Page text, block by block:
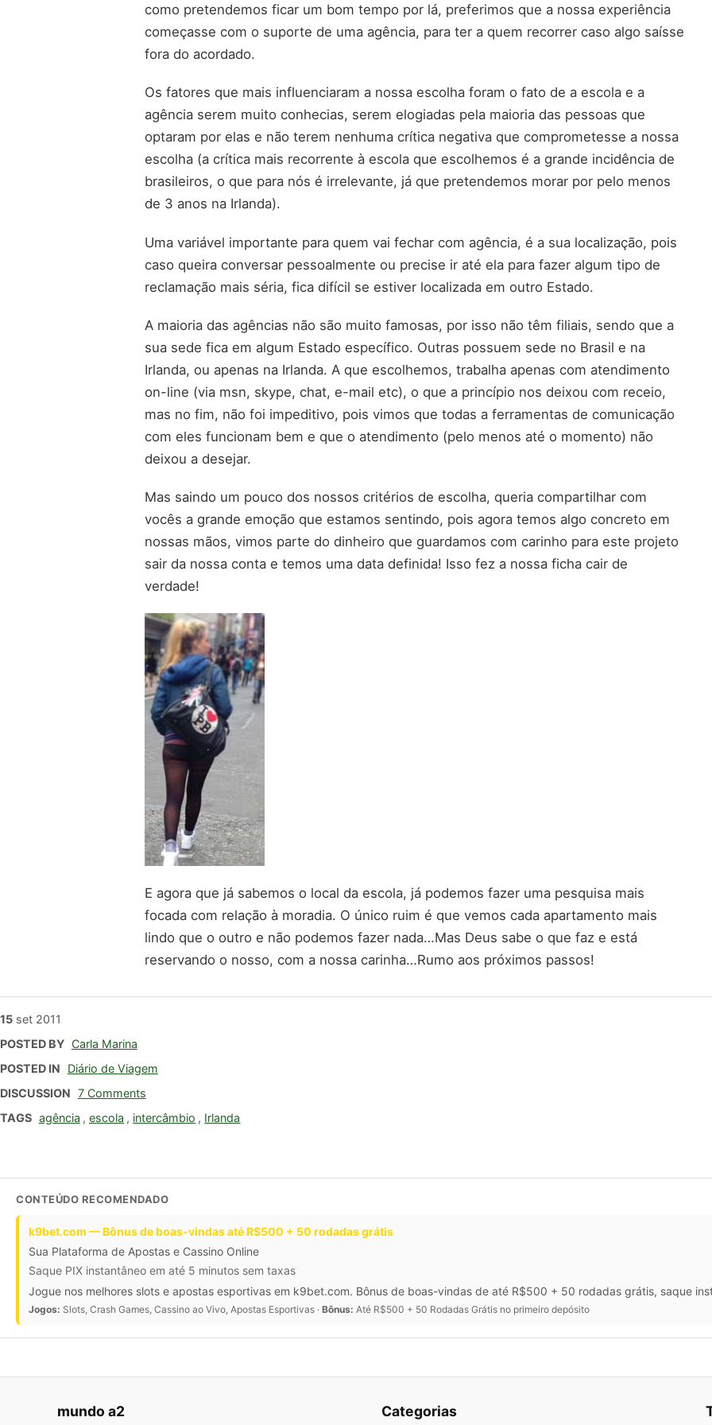
como pretendemos ficar um bom tempo por lá, preferimos que a nossa experiência
começasse com o suporte de uma agência, para ter a quem recorrer caso algo saísse
fora do acordado.
Os fatores que mais influenciaram a nossa escolha foram o fato de a escola e a
agência serem muito conhecias, serem elogiadas pela maioria das pessoas que
optaram por elas e não terem nenhuma crítica negativa que comprometesse a nossa
escolha (a crítica mais recorrente à escola que escolhemos é a grande incidência de
brasileiros, o que para nós é irrelevante, já que pretendemos morar por pelo menos
de 3 anos na Irlanda).
Uma variável importante para quem vai fechar com agência, é a sua localização, pois
caso queira conversar pessoalmente ou precise ir até ela para fazer algum tipo de
reclamação mais séria, fica difícil se estiver localizada em outro Estado.
A maioria das agências não são muito famosas, por isso não têm filiais, sendo que a
sua sede fica em algum Estado específico. Outras possuem sede no Brasil e na
Irlanda, ou apenas na Irlanda. A que escolhemos, trabalha apenas com atendimento
on-line (via msn, skype, chat, e-mail etc), o que a princípio nos deixou com receio,
mas no fim, não foi impeditivo, pois vimos que todas a ferramentas de comunicação
com eles funcionam bem e que o atendimento (pelo menos até o momento) não
deixou a desejar.
Mas saindo um pouco dos nossos critérios de escolha, queria compartilhar com
vocês a grande emoção que estamos sentindo, pois agora temos algo concreto em
nossas mãos, vimos parte do dinheiro que guardamos com carinho para este projeto
sair da nossa conta e temos uma data definida! Isso fez a nossa ficha cair de
verdade!
E agora que já sabemos o local da escola, já podemos fazer uma pesquisa mais
focada com relação à moradia. O único ruim é que vemos cada apartamento mais
lindo que o outro e não podemos fazer nada…Mas Deus sabe o que faz e está
reservando o nosso, com a nossa carinha…Rumo aos próximos passos!
15 set 2011
POSTED BY Carla Marina
POSTED IN
Diário de Viagem
DISCUSSION 7 Comments
TAGS agência , escola , intercâmbio , Irlanda
CONTEÚDO RECOMENDADO
k9bet.com — Bônus de boas-vindas até R$500 + 50 rodadas grátis
Sua Plataforma de Apostas e Cassino Online
Saque PIX instantâneo em até 5 minutos sem taxas
Jogue nos melhores slots e apostas esportivas em k9bet.com. Bônus de boas-vindas de até R$500 + 50 rodadas grátis, saque
Jogos: Slots, Crash Games, Cassino ao Vivo, Apostas Esportivas · Bônus: Até R$500 + 50 Rodadas Grátis no primeiro depósito
mundo a2 Categorias